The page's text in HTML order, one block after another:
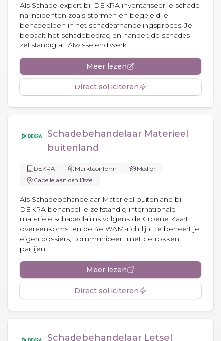
Als Schade-expert bij DEKRA inventariseer je schade
na incidenten zoals stormen en begeleid je
benadeelden in het schadeafhandelingsproces. Je
bepaalt het schadebedrag en handelt de schades
zelfstandig af. Afwisselend werk...
Meer lezen
Direct solliciteren
Schadebehandelaar Materieel
buitenland
DEKRA Marktconform
Medior
Capelle aan den IJssel
Als Schadebehandelaar Materieel buitenland bij
DEKRA behandel je zelfstandig internationale
materiële schadeclaims volgens de Groene Kaart
overeenkomst en de 4e WAM-richtlijn. Je beheert je
eigen dossiers, communiceert met betrokken
partijen...
Meer lezen
Direct solliciteren
Schadebehandelaar Letsel